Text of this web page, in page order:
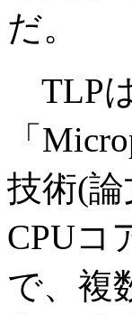
だ。
TLP
「
技術(
CPUコ
で、複